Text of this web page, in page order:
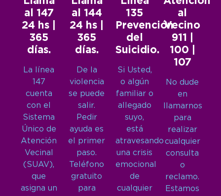
al 147
24 hs |
365
días.
La línea
147
cuenta
con el
Sistema
Único de
Atención
Vecinal
(SUAV),
que
asigna un
al 144
24 hs |
365
días.
De la
violencia
se puede
salir.
Pedir
ayuda es
el primer
paso.
Teléfono
gratuito
para
135
Prevención
del
Suicidio.
Si Usted,
o algún
familiar o
allegado
suyo,
está
atravesando
una crisis
emocional
de
cualquier
al
Vecino
911 |
100 |
107
No dude
en
llamarnos
para
realizar
cualquier
consulta
o
reclamo.
Estamos